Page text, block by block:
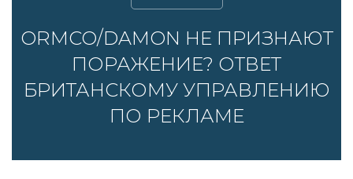
ORMCO/DAMON НЕ ПРИЗНАЮТ
ПОРАЖЕНИЕ? ОТВЕТ
БРИТАНСКОМУ УПРАВЛЕНИЮ
ПО РЕКЛАМЕ